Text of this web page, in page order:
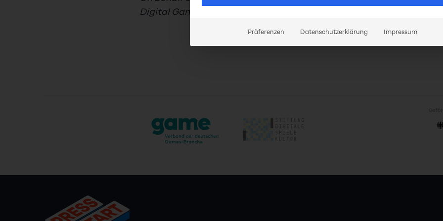
Digital Games Culture
Präferenzen Datenschutzerklärung Impressum